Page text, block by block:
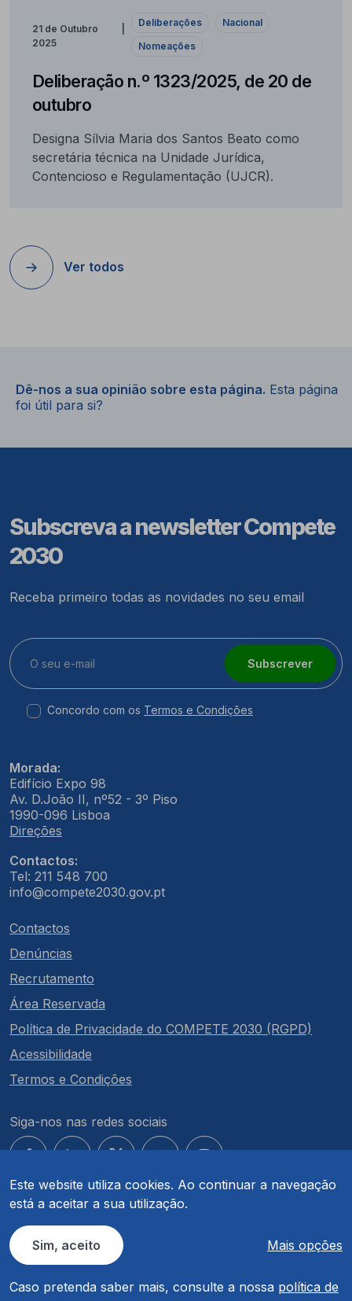
Este website utiliza cookies. Ao continuar a navegação
está a aceitar a sua utilização.
Sim, aceito Mais opções
Caso pretenda saber mais, consulte a nossa política de
21 de Outubro
2025
Deliberações
Nacional
Nomeações
Deliberação n.º 1323/2025, de 20 de
outubro
Designa Sílvia Maria dos Santos Beato como
secretária técnica na Unidade Jurídica,
Contencioso e Regulamentação (UJCR).
Ver todos
Dê-nos a sua opinião sobre esta página. Esta página
foi útil para si?
Subscreva a newsletter Compete
2030
Receba primeiro todas as novidades no seu email
Subscrever
Concordo com os Termos e Condições
Morada:
Edifício Expo 98
Av. D.João II, nº52 - 3º Piso
1990-096 Lisboa
Direções
Contactos:
Tel: 211 548 700
info@compete2030.gov.pt
Contactos
Denúncias
Recrutamento
Área Reservada
Política de Privacidade do COMPETE 2030 (RGPD)
Acessibilidade
Termos e Condições
Siga-nos nas redes sociais
© COMPETE 2030. Todos os direitos reservados.